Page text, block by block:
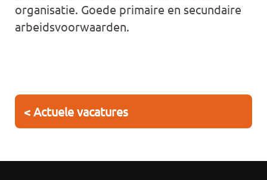
organisatie. Goede primaire en secundaire
arbeidsvoorwaarden.
< Actuele vacatures